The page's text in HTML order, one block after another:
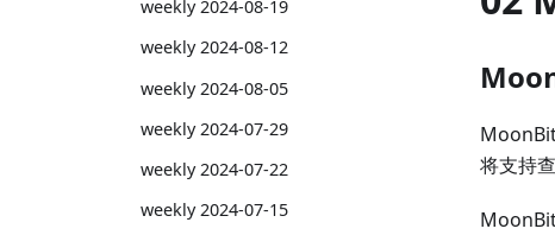
weekly 2024-08-19
weekly 2024-08-12
weekly 2024-08-05
weekly 2024-07-29
weekly 2024-07-22
weekly 2024-07-15
将支持